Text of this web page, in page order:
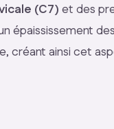
(C7) et des
épaississement
créant ainsi cet